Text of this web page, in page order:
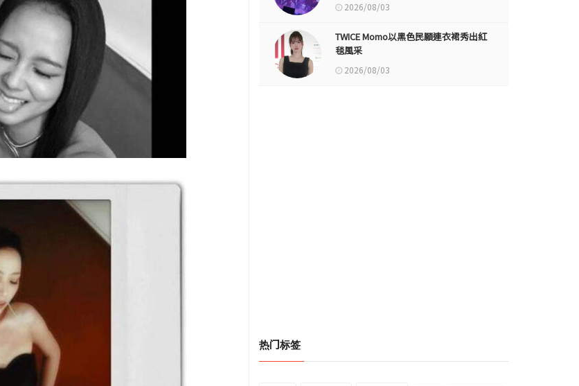
2026/08/03
TWICE Momo以黑色民願連衣裙秀出紅
毯風采
2026/08/03
热门标签